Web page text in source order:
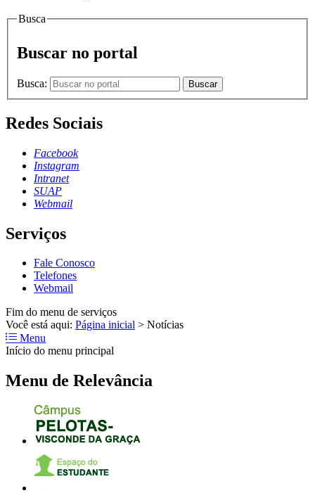
Busca
Buscar no portal
Busca: Buscar
Redes Sociais
Facebook
Instagram
Intranet
SUAP
Webmail
Serviços
Fale Conosco
Telefones
Webmail
Fim do menu de serviços
Você está aqui: Página inicial > Notícias
Menu
Início do menu principal
Menu de Relevância